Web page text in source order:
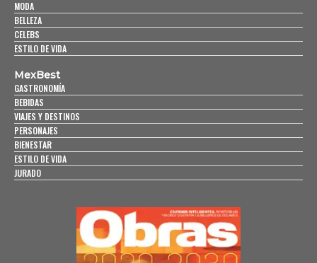
MODA
BELLEZA
CELEBS
ESTILO DE VIDA
MexBest
GASTRONOMÍA
BEBIDAS
VIAJES Y DESTINOS
PERSONAJES
BIENESTAR
ESTILO DE VIDA
JURADO